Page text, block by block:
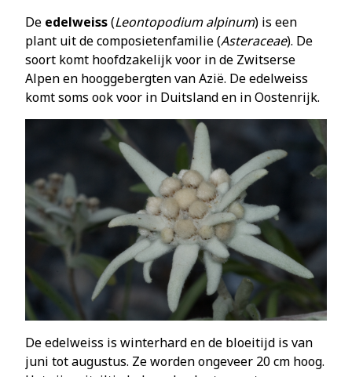
De edelweiss(Leontopodium alpinum) is een
plant uit de composietenfamilie (Asteraceae). De
soort komt hoofdzakelijk voor in de Zwitserse
Alpen en hooggebergten van Azië. De edelweiss
komt soms ook voor in Duitsland en in Oostenrijk.
De edelweiss is winterhard en de bloeitijd is van
juni tot augustus. Ze worden ongeveer 20 cm hoog.